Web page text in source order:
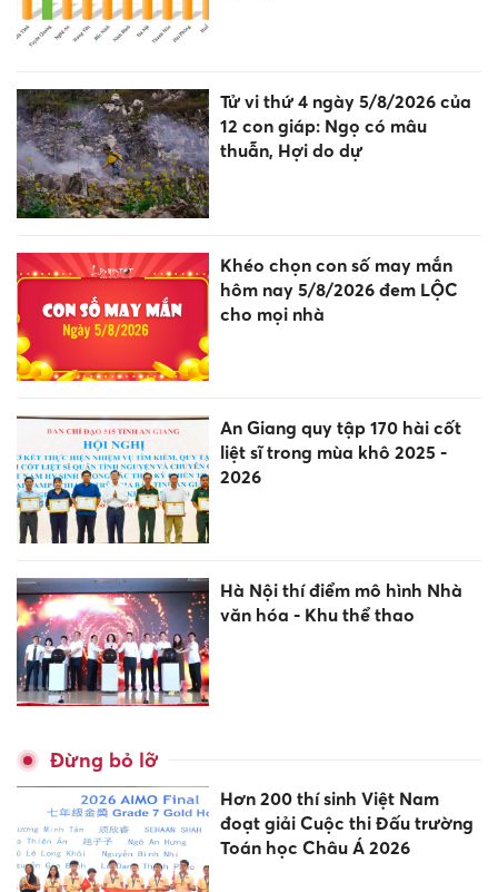
Tử vi thứ 4 ngày 5/8/2026 của
12 con giáp: Ngọ có mâu
thuẫn, Hợi do dự
Khéo chọn con số may mắn
hôm nay 5/8/2026 đem LỘC
cho mọi nhà
An Giang quy tập 170 hài cốt
liệt sĩ trong mùa khô 2025 -
2026
Hà Nội thí điểm mô hình Nhà
văn hóa - Khu thể thao
Đừng bỏ lỡ
Hơn 200 thí sinh Việt Nam
đoạt giải Cuộc thi Đấu trường
Toán học Châu Á 2026